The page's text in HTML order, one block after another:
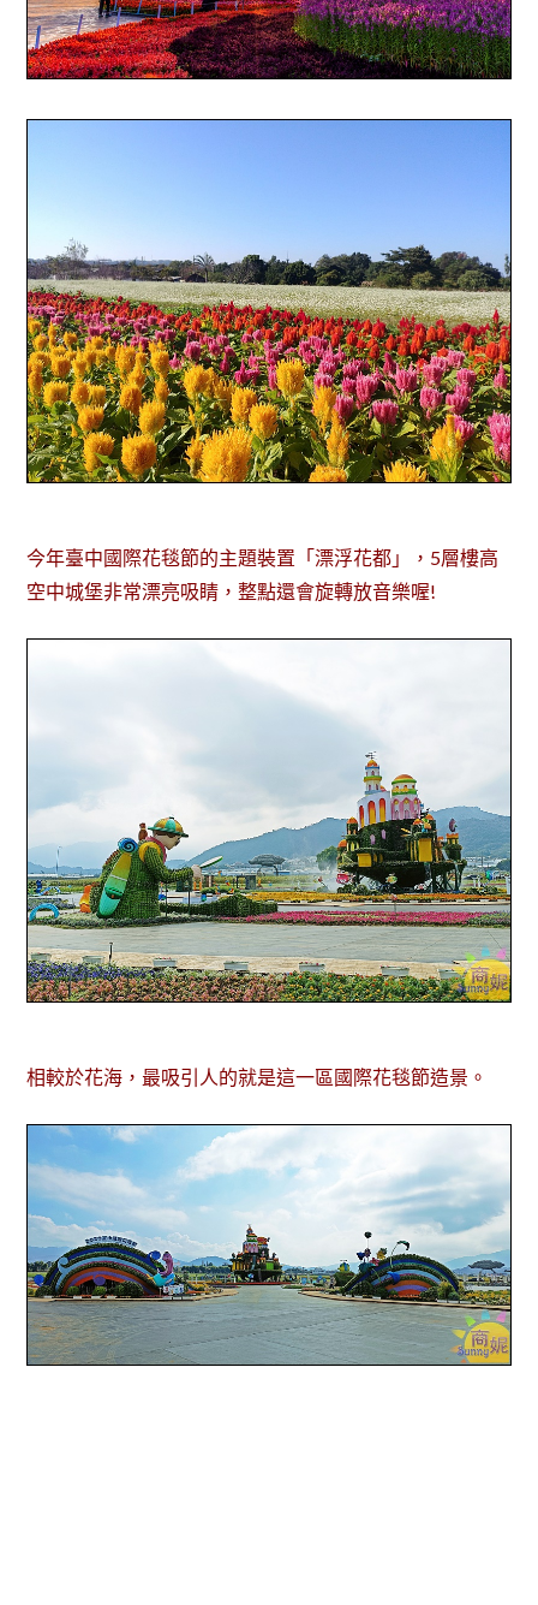
今年臺中國際花毯節的主題裝置「漂浮花都」，5層樓高
空中城堡非常漂亮吸睛，整點還會旋轉放音樂喔!
相較於花海，最吸引人的就是這一區國際花毯節造景。